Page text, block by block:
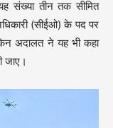
संख्या तीन तक सीमित
(सीईओ) के पद पर
अदालत ने यह भी कहा
जाए।